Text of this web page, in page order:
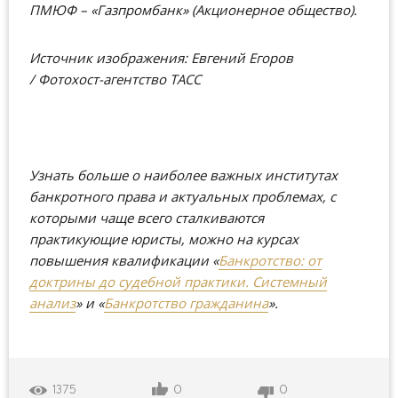
ПМЮФ – «Газпромбанк» (Акционерное общество).
Источник изображения: Евгений Егоров
/ Фотохост-агентство ТАСС
Узнать больше о наиболее важных институтах
банкротного права и актуальных проблемах, с
которыми чаще всего сталкиваются
практикующие юристы, можно на курсах
повышения квалификации «Банкротство: от
доктрины до судебной практики. Системный
анализ»и «Банкротство гражданина».
1375 0 0